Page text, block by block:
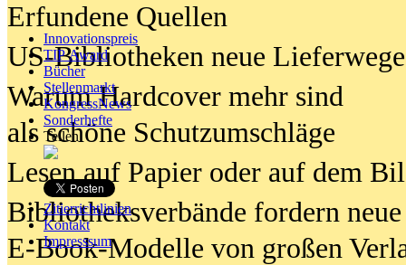
Innovationspreis
TIP Award
Bücher
Stellenmarkt
KongressNews
Sonderhefte
Teilen
Zitierrichtlinien
Kontakt
Impresssum
Erfundene Quellen
US-Bibliotheken neue Lieferwege
Warum Hardcover mehr sind
als schöne Schutzumschläge
Lesen auf Papier oder auf dem
Bibliotheksverbände fordern neue
E-Book-Modelle von großen